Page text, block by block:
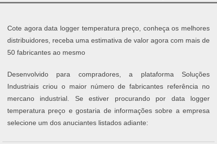
Cote agora data logger temperatura preço, conheça os melhores
distribuidores, receba uma estimativa de valor agora com mais de
50 fabricantes ao mesmo
Desenvolvido para compradores, a plataforma Soluções
Industriais criou o maior número de fabricantes referência no
mercano industrial. Se estiver procurando por data logger
temperatura preço e gostaria de informações sobre a empresa
selecione um dos anuciantes listados adiante: